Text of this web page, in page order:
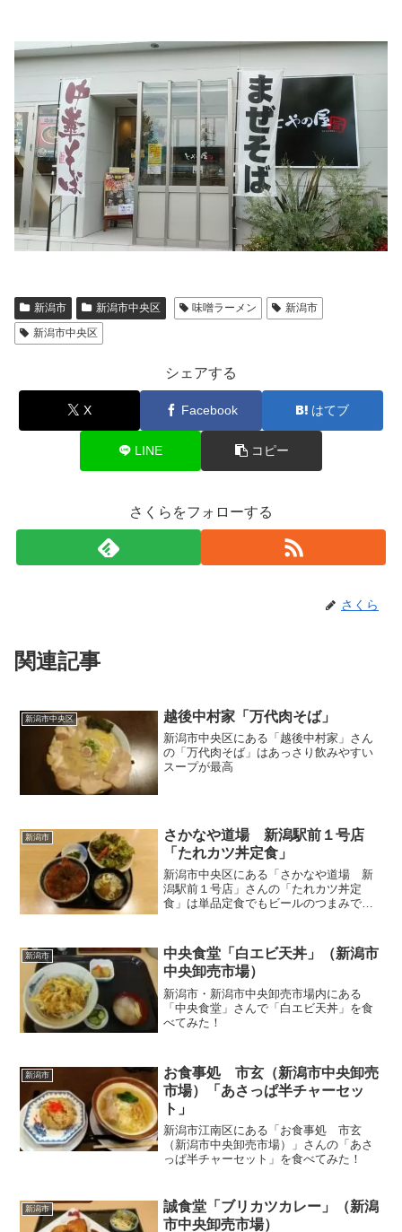
新潟市 新潟市中央区 味噌ラーメン
新潟市
新潟市中央区
シェアする
X Facebook はてブ
LINE コピー
さくらをフォローする
さくら
関連記事
新潟市中央区 越後中村家「万代肉そば」
新潟市中央区にある「越後中村家」さん
の「万代肉そば」はあっさり飲みやすい
スープが最高
新潟市
さかなや道場 新潟駅前１号店
「たれカツ丼定食」
新潟市中央区にある「さかなや道場 新
潟駅前１号店」さんの「たれカツ丼定
食」は単品定食でもビールのつまみでも
新潟市
中央食堂「白エビ天丼」（新潟市
中央卸売市場）
新潟市・新潟市中央卸売市場内にある
「中央食堂」さんで「白エビ天丼」を食
べてみた！
新潟市
お食事処 市玄（新潟市中央卸売
市場）「あさっぱ半チャーセッ
ト」
新潟市江南区にある「お食事処 市玄
（新潟市中央卸売市場）」さんの「あさ
っぱ半チャーセット」を食べてみた！
新潟市
誠食堂「ブリカツカレー」（新潟
市中央卸売市場）